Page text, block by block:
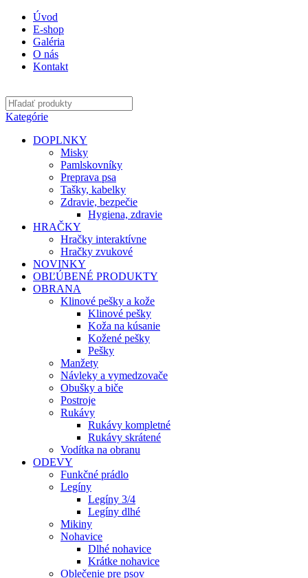
Úvod
E-shop
Galéria
O nás
Kontakt
Kategórie
DOPLNKY
Misky
Pamlskovníky
Preprava psa
Tašky, kabelky
Zdravie, bezpečie
Hygiena, zdravie
HRAČKY
Hračky interaktívne
Hračky zvukové
NOVINKY
OBĽÚBENÉ PRODUKTY
OBRANA
Klinové pešky a kože
Klinové pešky
Koža na kúsanie
Kožené pešky
Pešky
Manžety
Návleky a vymedzovače
Obušky a biče
Postroje
Rukávy
Rukávy kompletné
Rukávy skrátené
Vodítka na obranu
ODEVY
Funkčné prádlo
Legíny
Legíny 3/4
Legíny dlhé
Mikiny
Nohavice
Dlhé nohavice
Krátke nohavice
Oblečenie pre psov